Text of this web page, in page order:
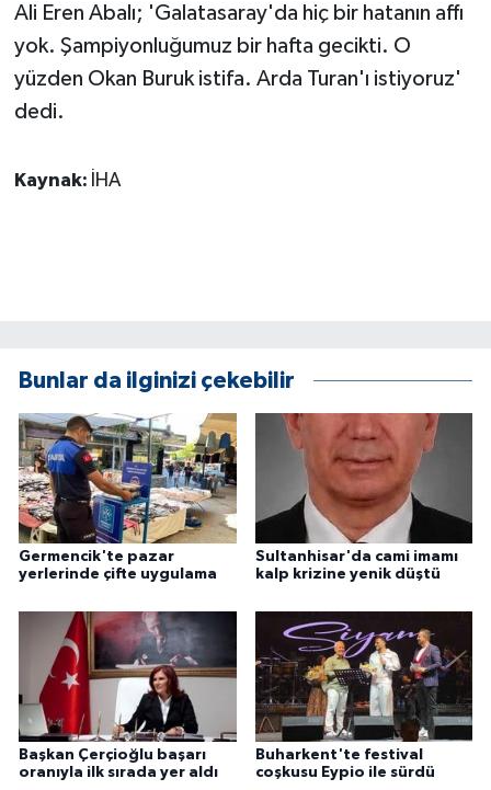
Ali Eren Abalı; 'Galatasaray'da hiç bir hatanın affı
yok. Şampiyonluğumuz bir hafta gecikti. O
yüzden Okan Buruk istifa. Arda Turan'ı istiyoruz'
dedi.
Kaynak: İHA
Bunlar da ilginizi çekebilir
Germencik'te pazar
yerlerinde çifte uygulama
Sultanhisar'da cami imamı
kalp krizine yenik düştü
Başkan Çerçioğlu başarı
oranıyla ilk sırada yer aldı
Buharkent'te festival
coşkusu Eypio ile sürdü